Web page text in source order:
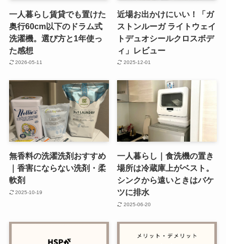
一人暮らし賃貸でも置けた
奥行60cm以下のドラム式
洗濯機。選び方と1年使っ
た感想
2026-05-11
近場お出かけにいい！「ガ
ストンルーガ ライトウェイ
トデュオシールクロスボデ
ィ」レビュー
2025-12-01
無香料の洗濯洗剤おすすめ
｜香害にならない洗剤・柔
軟剤
2025-10-19
一人暮らし｜食洗機の置き
場所は冷蔵庫上がベスト。
シンクから遠いときはバケ
ツに排水
2025-06-20